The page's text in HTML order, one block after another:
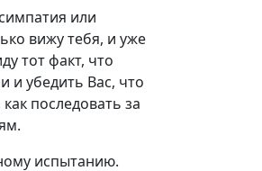
или
вижу тебя, и уже
тот факт, что
и убедить Вас, что
последовать за
испытанию.